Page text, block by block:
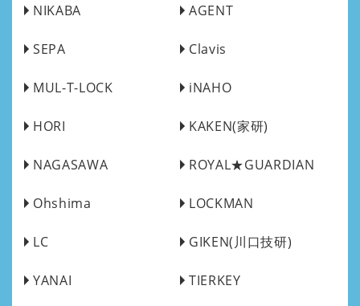
NIKABA AGENT
SEPA Clavis
MUL-T-LOCK iNAHO
HORI KAKEN(家研)
NAGASAWA ROYAL★GUARDIAN
Ohshima LOCKMAN
LC GIKEN(川口技研)
YANAI TIERKEY